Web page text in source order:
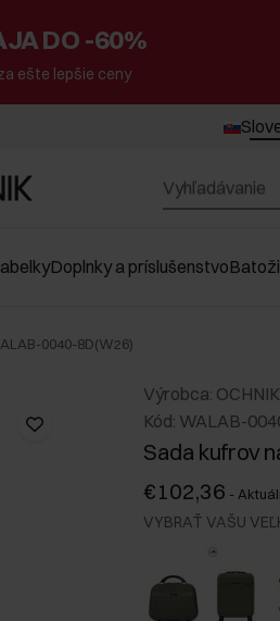
DO -60%
ešte lepšie ceny
Doplnky a príslušenstvo
0040-8D(W26)
Výrobca: OCHNIK
Kód: WALAB-
Sada kufrov
€102,36 -
VYBRAŤ VAŠU